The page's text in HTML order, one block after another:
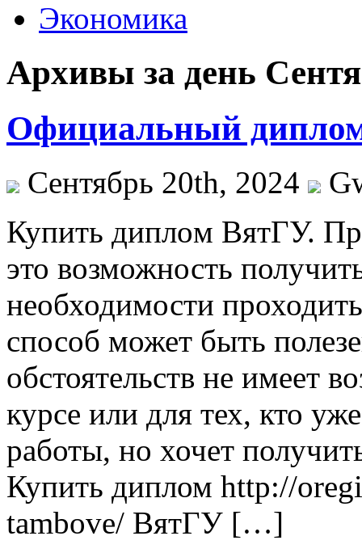
Экономика
Архивы за день
Официальный диплом
Сентябрь 20th, 2024
Купить диплoм ВятГУ.
это возможность
необходимости
способ может быть
обстоятельств не имеет
курсе или для тех, кто
работы, но хочет
Купить диплом http://
tambove/ ВятГУ […]